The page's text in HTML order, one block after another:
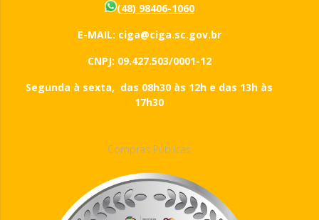
(48) 98406-1060
E-MAIL: ciga@ciga.sc.gov.br
CNPJ: 09.427.503/0001-12
Segunda à sexta, das 08h30 às 12h e das 13h às
17h30
Compras Públicas